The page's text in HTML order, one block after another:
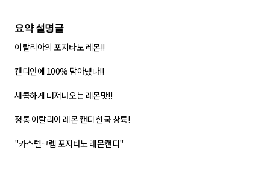
요약 설명글
이탈리아의 포지타노 레몬!!
캔디안에 100% 담아냈다!!
새콤하게 터져나오는 레몬맛!!
정통 이탈리아 레몬 캔디 한국 상륙!
"카스텔크렘 포지타노 레몬캔디"